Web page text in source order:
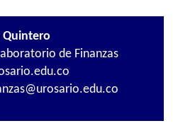
Quintero
de Finanzas